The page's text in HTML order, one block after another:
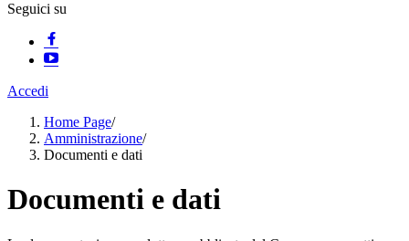
Seguici su
Accedi
Home Page/
Amministrazione/
Documenti e dati
Documenti e dati